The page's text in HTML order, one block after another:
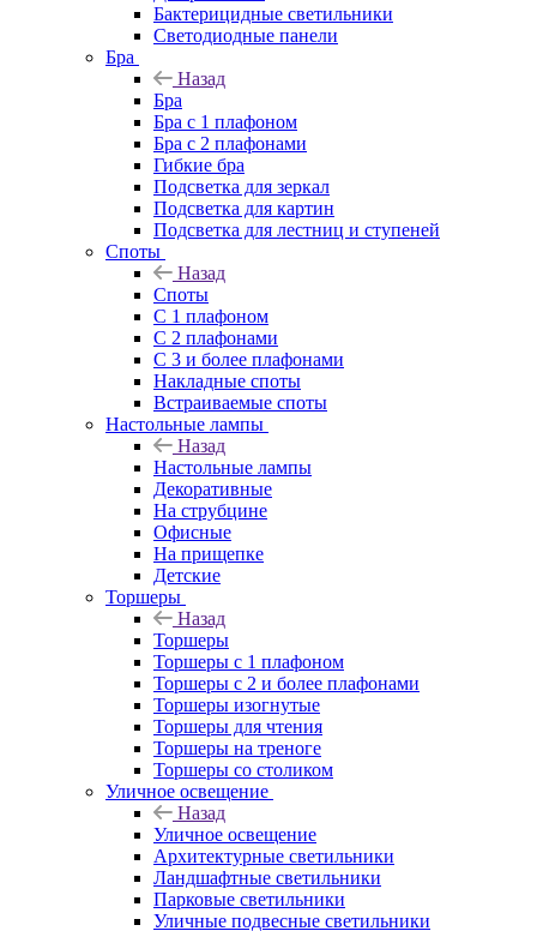
Бактерицидные светильники
Светодиодные панели
Бра
Назад
Бра
Бра с 1 плафоном
Бра с 2 плафонами
Гибкие бра
Подсветка для зеркал
Подсветка для картин
Подсветка для лестниц и ступеней
Споты
Назад
Споты
С 1 плафоном
С 2 плафонами
С 3 и более плафонами
Накладные споты
Встраиваемые споты
Настольные лампы
Назад
Настольные лампы
Декоративные
На струбцине
Офисные
На прищепке
Детские
Торшеры
Назад
Торшеры
Торшеры с 1 плафоном
Торшеры с 2 и более плафонами
Торшеры изогнутые
Торшеры для чтения
Торшеры на треноге
Торшеры со столиком
Уличное освещение
Назад
Уличное освещение
Архитектурные светильники
Ландшафтные светильники
Парковые светильники
Уличные подвесные светильники